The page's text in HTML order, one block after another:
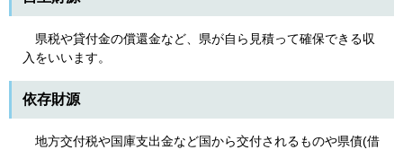
県税や貸付金の償還金など、県が自ら見積って確保できる収
入をいいます。
依存財源
地方交付税や国庫支出金など国から交付されるものや県債(借